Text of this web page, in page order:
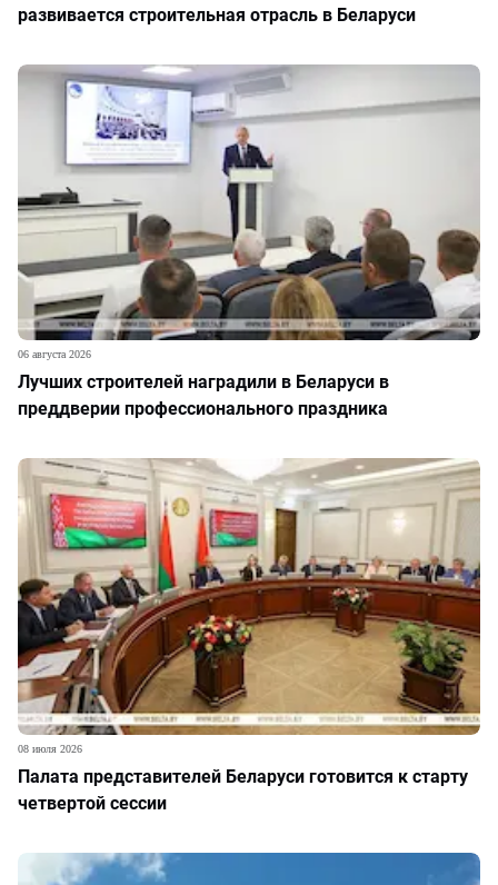
развивается строительная отрасль в Беларуси
Лучших строителей наградили в Беларуси в
преддверии профессионального праздника
06 августа 2026
Палата представителей Беларуси готовится к старту
четвертой сессии
08 июля 2026